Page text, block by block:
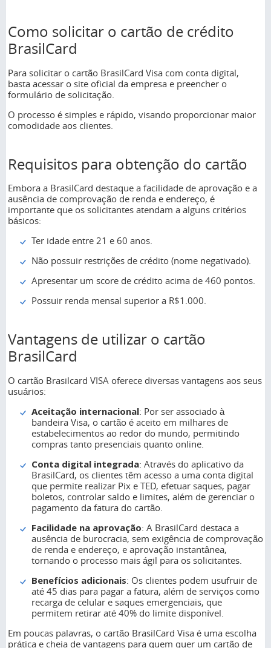
Como solicitar o cartão de crédito
BrasilCard
Para solicitar o cartão BrasilCard Visa com conta digital,
basta acessar o site oficial da empresa e preencher o
formulário de solicitação.
O processo é simples e rápido, visando proporcionar maior
comodidade aos clientes.
Requisitos para obtenção do cartão
Embora a BrasilCard destaque a facilidade de aprovação e a
ausência de comprovação de renda e endereço, é
importante que os solicitantes atendam a alguns critérios
básicos:
Ter idade entre 21 e 60 anos.
Não possuir restrições de crédito (nome negativado).
Apresentar um score de crédito acima de 460 pontos.
Possuir renda mensal superior a R$1.000.
Vantagens de utilizar o cartão
BrasilCard
O cartão Brasilcard VISA oferece diversas vantagens aos seus
usuários:
Aceitação internacional: Por ser associado à
bandeira Visa, o cartão é aceito em milhares de
estabelecimentos ao redor do mundo, permitindo
compras tanto presenciais quanto online.
Conta digital integrada: Através do aplicativo da
BrasilCard, os clientes têm acesso a uma conta digital
que permite realizar Pix e TED, efetuar saques, pagar
boletos, controlar saldo e limites, além de gerenciar o
pagamento da fatura do cartão.
Facilidade na aprovação: A BrasilCard destaca a
ausência de burocracia, sem exigência de comprovação
de renda e endereço, e aprovação instantânea,
tornando o processo mais ágil para os solicitantes.
Benefícios adicionais: Os clientes podem usufruir de
até 45 dias para pagar a fatura, além de serviços como
recarga de celular e saques emergenciais, que
permitem retirar até 40% do limite disponível.
Em poucas palavras, o cartão BrasilCard Visa é uma escolha
prática e cheia de vantagens para quem quer um cartão de